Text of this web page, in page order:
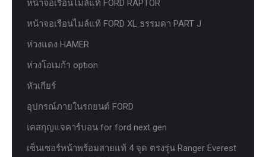
หน้าจอเรือนไมล์แท้ FORD RAPTOR
หน้าจอเรือนไมล์แท้ FORD XL ธรรมดา PART J
ห่วงแดง HAMER
ห่วงโอเมก้า option
หัวเกียร์
อุปกรณ์ภายในรถยนต์ FORD
เคสกุญแจคาร์บอน for ford next gen
เซ็นเซอร์หน้าพร้อมสายแท้ 4 จุด ตรงรุ่น Ranger Everest